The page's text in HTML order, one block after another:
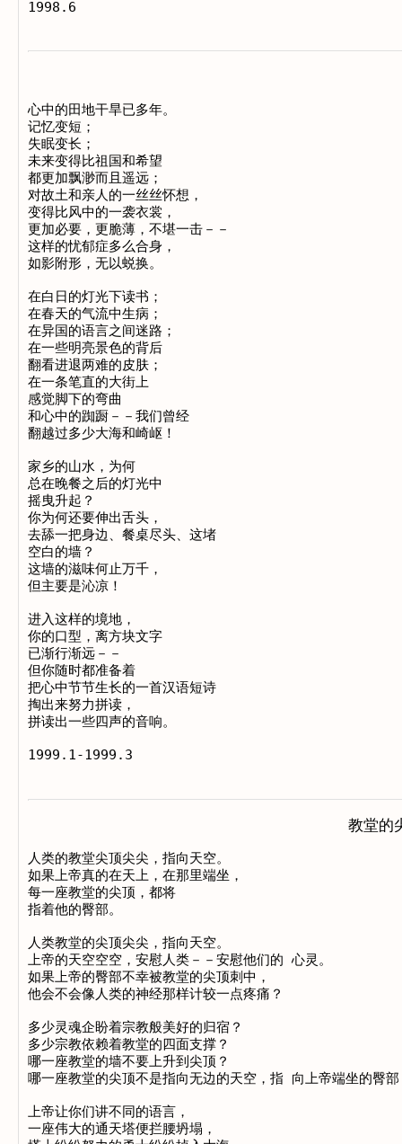
心中的田地干旱已多年。
记忆变短；
失眠变长；
未来变得比祖国和希望
都更加飘渺而且遥远；
对故土和亲人的一丝丝怀想，
变得比风中的一袭衣裳，
更加必要，更脆薄，不堪一击－－
这样的忧郁症多么合身，
如影附形，无以蜕换。
在白日的灯光下读书；
在春天的气流中生病；
在异国的语言之间迷路；
在一些明亮景色的背后
翻看进退两难的皮肤；
在一条笔直的大街上
感觉脚下的弯曲
和心中的踟蹰－－我们曾经
翻越过多少大海和崎岖！
家乡的山水，为何
总在晚餐之后的灯光中
摇曳升起？
你为何还要伸出舌头，
去舔一把身边、餐桌尽头、这堵
空白的墙？
这墙的滋味何止万千，
但主要是沁凉！
进入这样的境地，
你的口型，离方块文字
已渐行渐远－－
但你随时都准备着
把心中节节生长的一首汉语短诗
掏出来努力拼读，
拼读出一些四声的音响。
教堂的
人类的教堂尖顶尖尖，指向天空。
如果上帝真的在天上，在那里端坐，
每一座教堂的尖顶，都将
指着他的臀部。
人类教堂的尖顶尖尖，指向天空。
上帝的天空空空，安慰人类－－安慰他们的 心灵。
如果上帝的臀部不幸被教堂的尖顶刺中，
他会不会像人类的神经那样计较一点疼痛？
多少灵魂企盼着宗教般美好的归宿？
多少宗教依赖着教堂的四面支撑？
哪一座教堂的墙不要上升到尖顶？
哪一座教堂的尖顶不是指向无边的天空，指 向上帝端坐的臀部
上帝让你们讲不同的语言，
一座伟大的通天塔便拦腰坍塌，